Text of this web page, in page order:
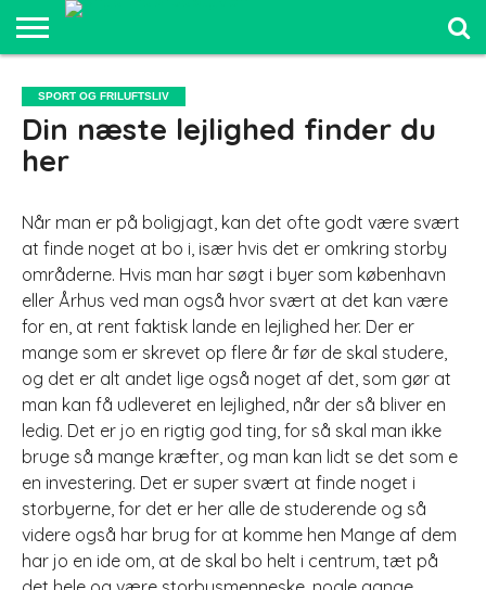
FRILUFTSLIV
COMPUTER
OG IT
OG
SJOV
ELEKTRONIK
MAD OG
SUNDHED
UDDANNELSE
OG LEDELSE
SPORT OG FRILUFTSLIV
Din næste lejlighed finder du
her
Når man er på boligjagt, kan det ofte godt være svært
at finde noget at bo i, især hvis det er omkring storby
områderne. Hvis man har søgt i byer som københavn
eller Århus ved man også hvor svært at det kan være
for en, at rent faktisk lande en lejlighed her. Der er
mange som er skrevet op flere år før de skal studere,
og det er alt andet lige også noget af det, som gør at
man kan få udleveret en lejlighed, når der så bliver en
ledig. Det er jo en rigtig god ting, for så skal man ikke
bruge så mange kræfter, og man kan lidt se det som e
en investering. Det er super svært at finde noget i
storbyerne, for det er her alle de studerende og så
videre også har brug for at komme hen Mange af dem
har jo en ide om, at de skal bo helt i centrum, tæt på